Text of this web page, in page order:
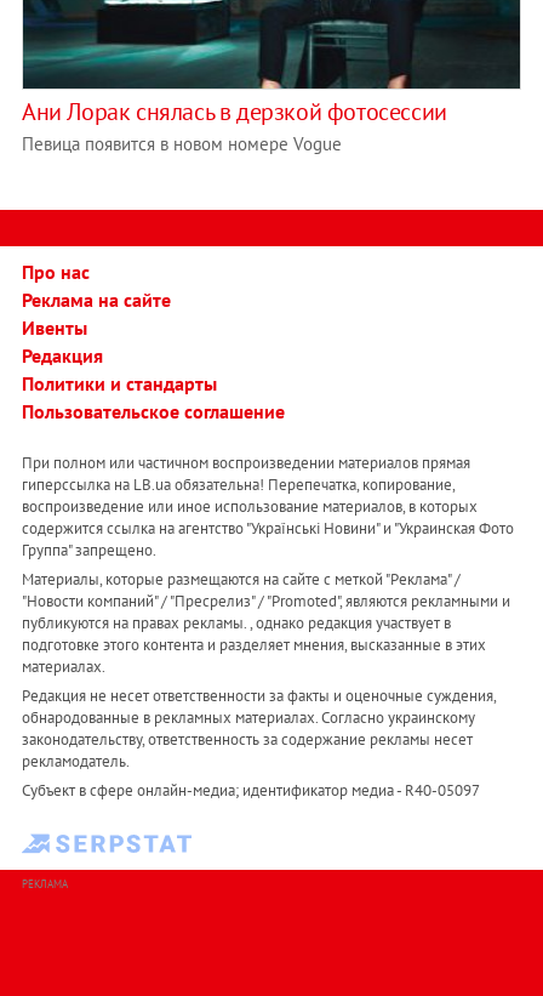
Ани Лорак снялась в дерзкой фотосессии
Певица появится в новом номере Vogue
Про нас
Реклама на сайте
Ивенты
Редакция
Политики и стандарты
Пользовательское соглашение
При полном или частичном воспроизведении материалов прямая
гиперссылка на LB.ua обязательна! Перепечатка, копирование,
воспроизведение или иное использование материалов, в которых
содержится ссылка на агентство "Українськi Новини" и "Украинская Фото
Группа" запрещено.
Материалы, которые размещаются на сайте с меткой "Реклама" /
"Новости компаний" / "Пресрелиз" / "Promoted", являются рекламными и
публикуются на правах рекламы. , однако редакция участвует в
подготовке этого контента и разделяет мнения, высказанные в этих
материалах.
Редакция не несет ответственности за факты и оценочные суждения,
обнародованные в рекламных материалах. Согласно украинскому
законодательству, ответственность за содержание рекламы несет
рекламодатель.
Субъект в сфере онлайн-медиа; идентификатор медиа - R40-05097
РЕКЛАМА